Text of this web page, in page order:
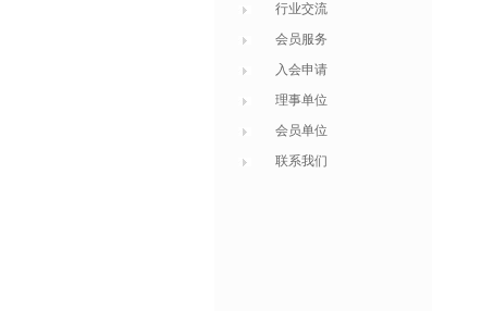
行业交流
会员服务
入会申请
理事单位
会员单位
联系我们